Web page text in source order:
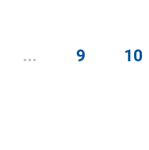
... 9 10